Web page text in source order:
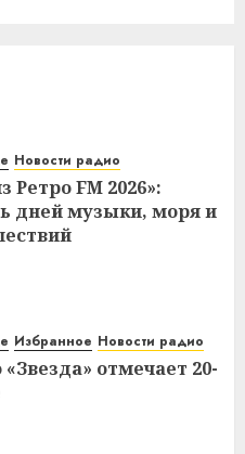
Новости радио
Ретро FM 2026»:
дней музыки, моря и
Избранное Новости радио
отмечает 20-